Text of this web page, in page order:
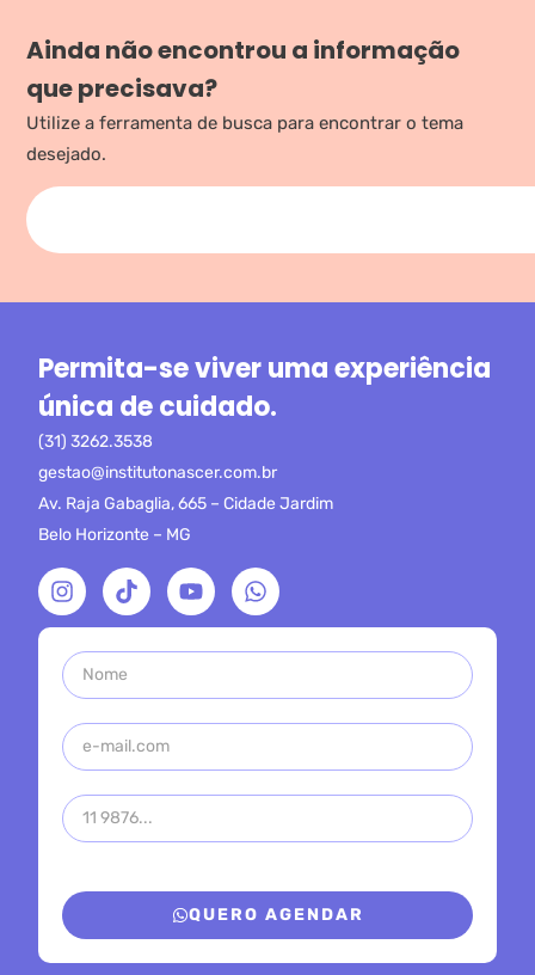
Ainda não encontrou a informação
que precisava?
Utilize a ferramenta de busca para encontrar o tema
desejado.
Permita-se viver uma experiência
única de cuidado.
(31) 3262.3538
gestao@institutonascer.com.br
Av. Raja Gabaglia, 665 – Cidade Jardim
Belo Horizonte – MG
QUERO AGENDAR